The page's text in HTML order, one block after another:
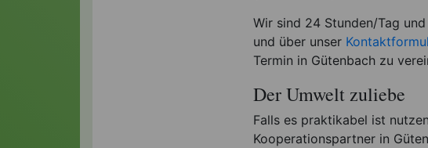
Wir sind 24 Stunden/Tag
und über unser
Termin in Gütenbach zu
Der Umwelt zuliebe
Falls es praktikabel ist
Kooperationspartner in